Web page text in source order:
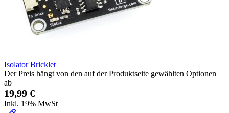
Isolator Bricklet
Der Preis hängt von den auf der Produktseite gewählten Optionen
ab
19,99 €
Inkl. 19% MwSt